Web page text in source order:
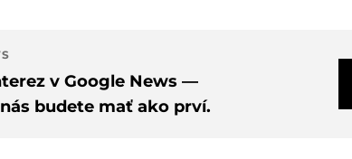
v Google News —
budete mať ako prví.